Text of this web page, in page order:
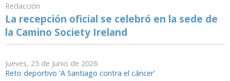
Redacción
La recepción oficial se celebró en la sede de
la Camino Society Ireland
Jueves, 25 de Junio de 2026
Reto deportivo 'A Santiago contra el cáncer'